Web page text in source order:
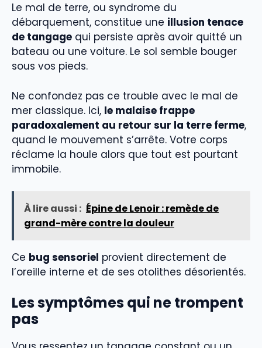
Le mal de terre, ou syndrome du
débarquement, constitue une illusion tenace
de tangage qui persiste après avoir quitté un
bateau ou une voiture. Le sol semble bouger
sous vos pieds.
Ne confondez pas ce trouble avec le mal de
mer classique. Ici, le malaise frappe
paradoxalement au retour sur la terre ferme,
quand le mouvement s’arrête. Votre corps
réclame la houle alors que tout est pourtant
immobile.
À lire aussi : Épine de Lenoir : remède de
grand-mère contre la douleur
Ce bug sensoriel provient directement de
l’oreille interne et de ses otolithes désorientés.
Les symptômes qui ne trompent
pas